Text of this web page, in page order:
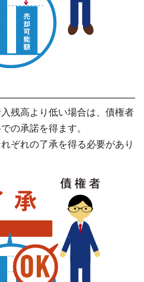
残高より低い場合は、債権者
の承諾を得ます。
ぞれの了承を得る必要があり